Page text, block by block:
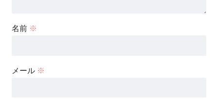
名前 ※
メール ※